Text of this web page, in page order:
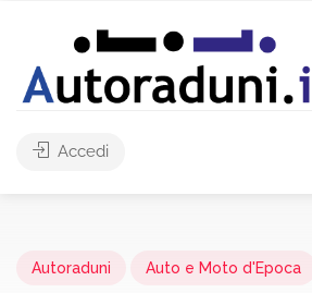
Accedi
Autoraduni Auto e Moto d'Epoca